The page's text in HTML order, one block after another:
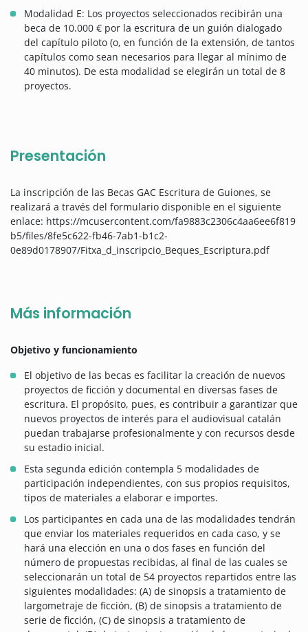
Modalidad E: Los proyectos seleccionados recibirán una
beca de 10.000 € por la escritura de un guión dialogado
del capítulo piloto (o, en función de la extensión, de tantos
capítulos como sean necesarios para llegar al mínimo de
40 minutos). De esta modalidad se elegirán un total de 8
proyectos.
Presentación
La inscripción de las Becas GAC Escritura de Guiones, se
realizará a través del formulario disponible en el siguiente
enlace: https://mcusercontent.com/fa9883c2306c4aa6ee6f819
b5/files/8fe5c622-fb46-7ab1-b1c2-
0e89d0178907/Fitxa_d_inscripcio_Beques_Escriptura.pdf
Más información
Objetivo y funcionamiento
El objetivo de las becas es facilitar la creación de nuevos
proyectos de ficción y documental en diversas fases de
escritura. El propósito, pues, es contribuir a garantizar que
nuevos proyectos de interés para el audiovisual catalán
puedan trabajarse profesionalmente y con recursos desde
su estadio inicial.
Esta segunda edición contempla 5 modalidades de
participación independientes, con sus propios requisitos,
tipos de materiales a elaborar e importes.
Los participantes en cada una de las modalidades tendrán
que enviar los materiales requeridos en cada caso, y se
hará una elección en una o dos fases en función del
número de propuestas recibidas, al final de las cuales se
seleccionarán un total de 54 proyectos repartidos entre las
siguientes modalidades: (A) de sinopsis a tratamiento de
largometraje de ficción, (B) de sinopsis a tratamiento de
serie de ficción, (C) de sinopsis a tratamiento de